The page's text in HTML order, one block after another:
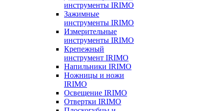
инструменты IRIMO
Зажимные
инструменты IRIMO
Измерительные
инструменты IRIMO
Крепежный
инструмент IRIMO
Напильники IRIMO
Ножницы и ножи
IRIMO
Освещение IRIMO
Отвертки IRIMO